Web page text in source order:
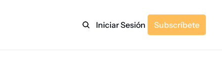
Iniciar Sesión Subscríbete